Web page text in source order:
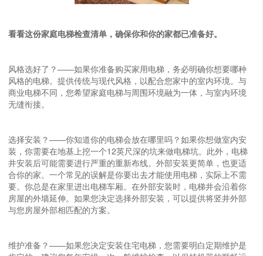
看看这份家庭电梯检查清单，确保你和你的家都已准备好。
风格选好了？——如果你准备购买家用电梯，务必明确你想要哪种
风格的电梯。提供传统与现代风格，以配合您家中的室内环境。与
商业电梯不同，您希望家庭电梯与周围环境融为一体，与室内环境
无缝衔接。
选择安装？——你知道你的电梯会放在哪里吗？如果你想做室内安
装，你需要在地基上挖一个12英尺深的坑来做电梯坑。此外，电梯
井安装后可能需要进行严重的重新布线。外部安装更简单，也更适
合你的家。一个常见的误解是你要出去才能使用电梯，实际上不需
要。你总是在家里进出电梯车厢。在外部安装时，电梯井会沿着你
房屋的外墙延伸。如果您决定选择外部安装，可以提供将竖井外部
与您房屋外部相匹配的方案。
维护准备？——如果您决定安装住宅电梯，您需要明白定期维护是